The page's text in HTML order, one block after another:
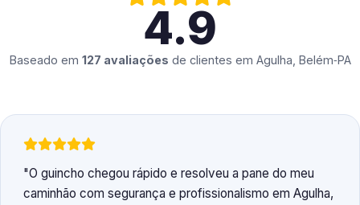
4.9
Baseado em 127 avaliações de clientes em Agulha, Belém‑PA
O guincho chegou rápido e resolveu a pane do meu
caminhão com segurança e profissionalismo em Agulha,